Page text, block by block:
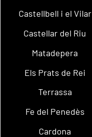
Castellbell i el Vilar
Castellar del Riu
Matadepera
Els Prats de Rei
Terrassa
Fe del Penedès
Cardona